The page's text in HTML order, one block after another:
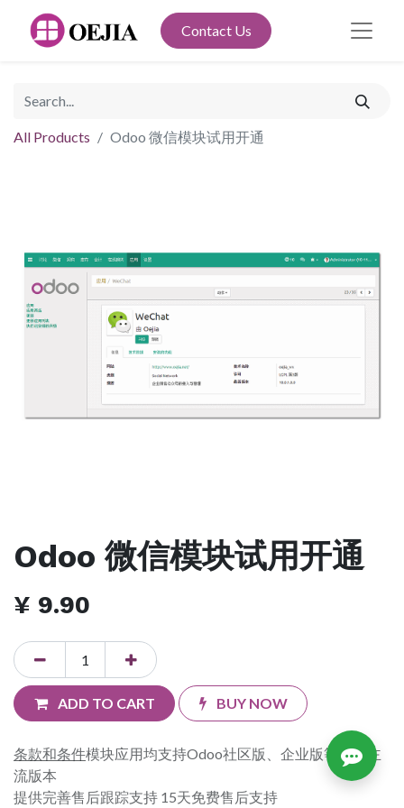
Contact Us
All Products Odoo 微信模块试用开通
Odoo 微信模块试用开通
¥ 9.90
ADD TO CART BUY NOW
条款和条件模块应用均支持Odoo社区版、企业版等各个主
流版本
提供完善售后跟踪支持 15天免费售后支持